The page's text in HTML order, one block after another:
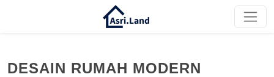
DESAIN RUMAH MODERN